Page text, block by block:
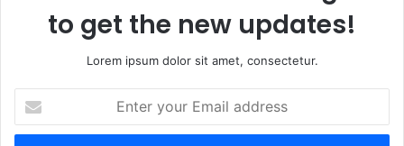
to get the new updates!
Lorem ipsum dolor sit amet, consectetur.
your
Email